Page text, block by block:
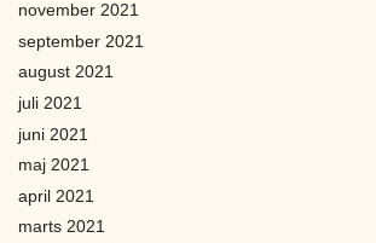
november 2021
september 2021
august 2021
juli 2021
juni 2021
maj 2021
april 2021
marts 2021